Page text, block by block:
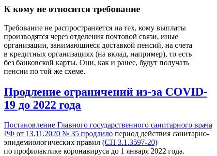
К кому не относится требование
Требование не распространяется на тех, кому выплаты
производятся через отделения почтовой связи, иные
организации, занимающиеся доставкой пенсий, на счета
в кредитных организациях (на вклад, например), то есть
без банковской карты. Они, как и ранее, будут получать
пенсии по той же схеме.
Продление ограничений из-за COVID-
19 до 2022 года
Постановление Главного государственного санитарного врача
РФ от 13.11.2020 № 35 продлило период действия санитарно-
эпидемиологических правил (СП 3.1.3597-20)
по профилактике коронавируса до 1 января 2022 года.